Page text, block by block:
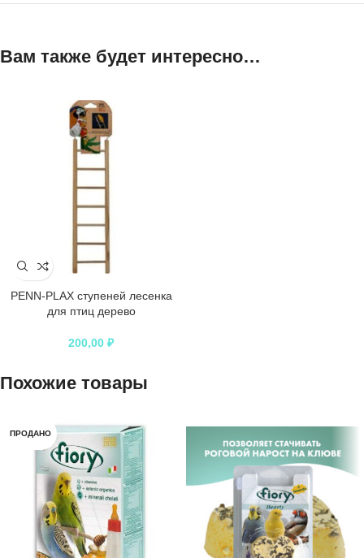
Вам также будет интересно…
PENN-PLAX ступеней лесенка
для птиц дерево
200,00 ₽
Похожие товары
ПРОДАНО